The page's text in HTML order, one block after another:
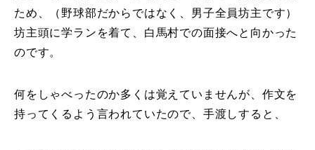
ため、（野球部だからではなく、男子全員坊主です）
坊主頭に学ランを着て、白馬村での面接へと向かった
のです。
何をしゃべったのか多くは覚えていませんが、作文を
持ってくるよう言われていたので、手渡しすると、